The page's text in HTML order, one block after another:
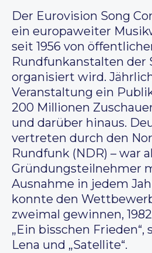
Der Eurovision Song
ein europaweiter
seit 1956 von
Rundfunkanstalten der
organisiert wird.
Veranstaltung ein
200 Millionen
und darüber hinaus.
vertreten durch den
Rundfunk (NDR) – war
Gründungsteilnehmer
Ausnahme in jedem
konnte den
zweimal gewinnen,
„Ein bisschen Frieden“,
Lena und „Satellite“.